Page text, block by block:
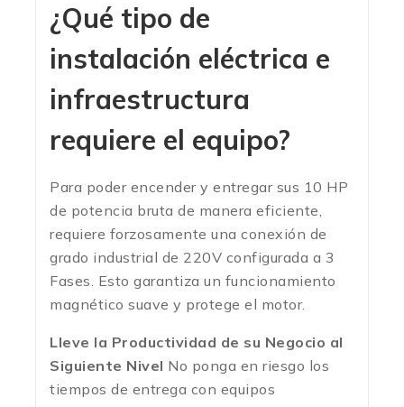
¿Qué tipo de
instalación eléctrica e
infraestructura
requiere el equipo?
Para poder encender y entregar sus 10 HP
de potencia bruta de manera eficiente,
requiere forzosamente una conexión de
grado industrial de 220V configurada a 3
Fases. Esto garantiza un funcionamiento
magnético suave y protege el motor.
Lleve la Productividad de su Negocio al
Siguiente Nivel No ponga en riesgo los
tiempos de entrega con equipos